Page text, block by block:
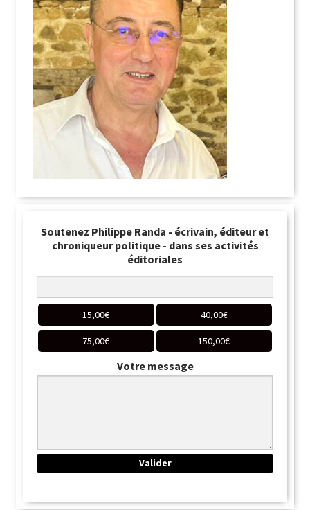
Soutenez Philippe Randa - écrivain, éditeur et
chroniqueur politique - dans ses activités
éditoriales
15,00€ 40,00€
75,00€ 150,00€
Votre message